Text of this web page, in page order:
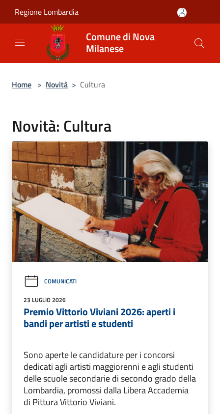
Regione Lombardia
Comune di Nova
Milanese
Home > Novità > Cultura
Novità: Cultura
COMUNICATI
23 LUGLIO 2026
Premio Vittorio Viviani 2026: aperti i
bandi per artisti e studenti
Sono aperte le candidature per i concorsi
dedicati agli artisti maggiorenni e agli studenti
delle scuole secondarie di secondo grado della
Lombardia, promossi dalla Libera Accademia
di Pittura Vittorio Viviani.